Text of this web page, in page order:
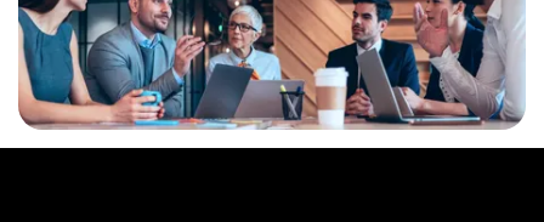
Caldeira A Lenha
Inspeção De Caldeira A Lenha Industrial